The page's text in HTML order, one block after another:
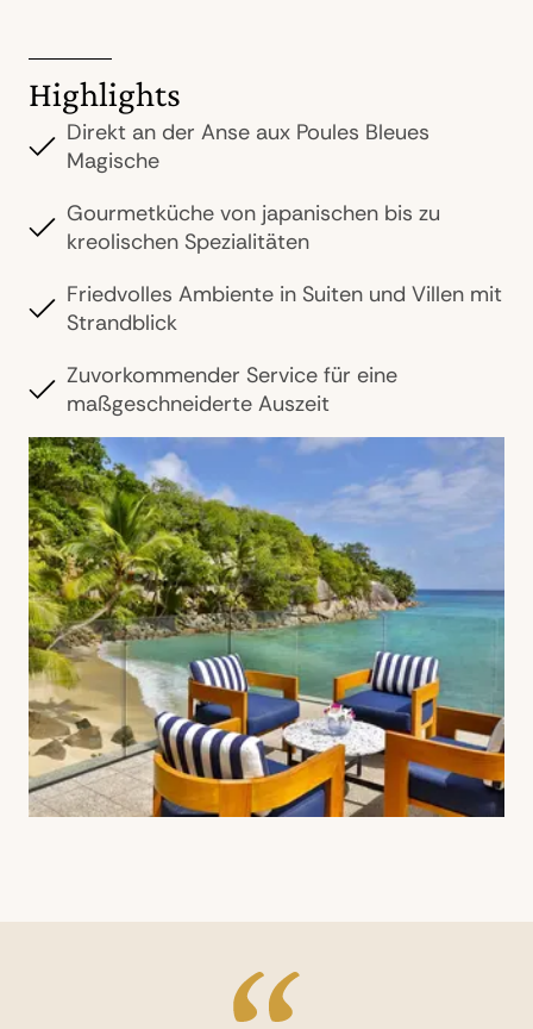
Highlights
Direkt an der Anse aux Poules Bleues
Magische
Gourmetküche von japanischen bis zu
kreolischen Spezialitäten
Friedvolles Ambiente in Suiten und Villen mit
Strandblick
Zuvorkommender Service für eine
maßgeschneiderte Auszeit